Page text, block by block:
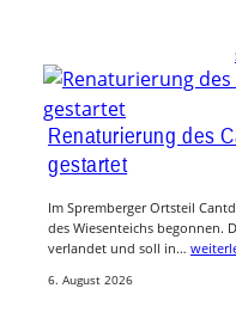
Renaturierung des
gestartet
Im Spremberger Ortsteil
des Wiesenteichs begonnen.
verlandet und soll in…
6. August 2026